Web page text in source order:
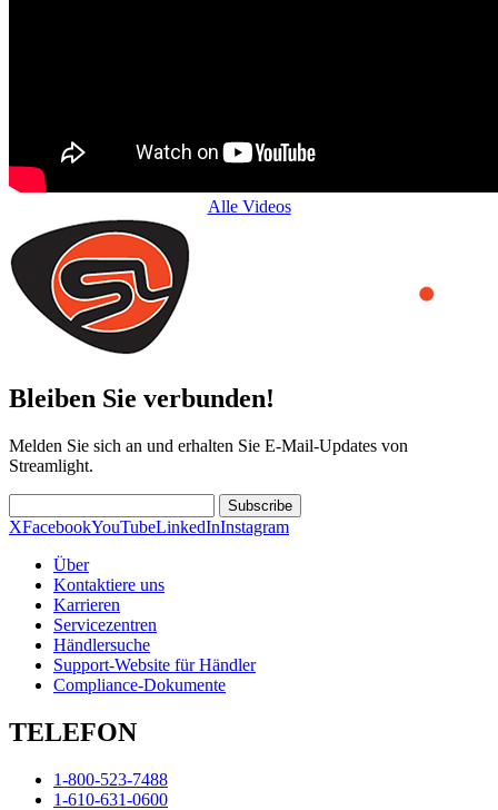
Alle Videos
Bleiben Sie verbunden!
Melden Sie sich an und erhalten Sie E-Mail-Updates von
Streamlight.
Subscribe
XFacebookYouTubeLinkedInInstagram
Über
Kontaktiere uns
Karrieren
Servicezentren
Händlersuche
Support-Website für Händler
Compliance-Dokumente
TELEFON
1-800-523-7488
1-610-631-0600